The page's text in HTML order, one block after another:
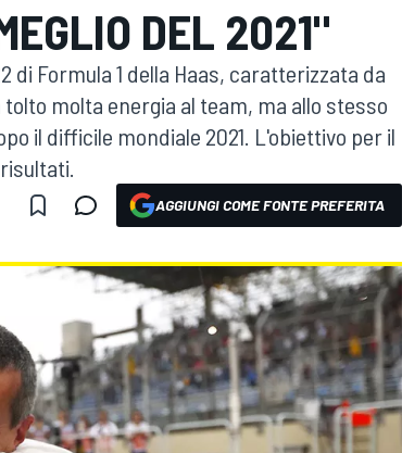
DEL 2021"
di Formula 1 della Haas, caratterizzata da
molta energia al team, ma allo stesso
il difficile mondiale 2021. L'obiettivo per il
AGGIUNGI COME FONTE PREFERITA